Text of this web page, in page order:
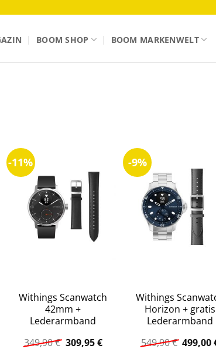
BOOM SHOP BOOM MARKENWELT
-11%
Withings Scanwatch
42mm +
Lederarmband
349,90€ Ursprünglicher
Preis
309,95€Aktueller
-9%
Withings
Horizon + gratis
Lederarmband
549,90€
Preis
499,00